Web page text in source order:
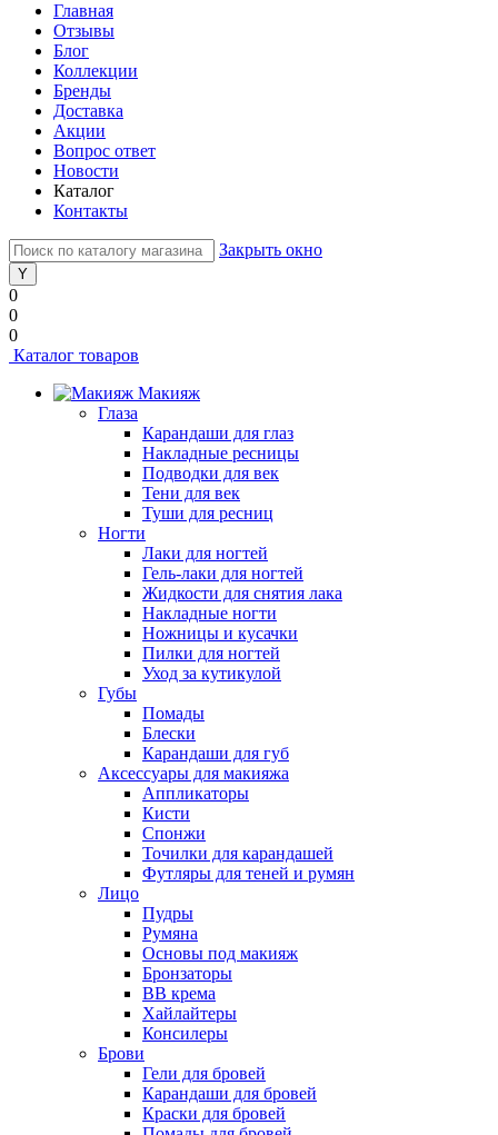
Главная
Отзывы
Блог
Коллекции
Бренды
Доставка
Акции
Вопрос ответ
Новости
Каталог
Контакты
Закрыть окно
0
0
0
Каталог товаров
Макияж
Глаза
Карандаши для глаз
Накладные ресницы
Подводки для век
Тени для век
Туши для ресниц
Ногти
Лаки для ногтей
Гель-лаки для ногтей
Жидкости для снятия лака
Накладные ногти
Ножницы и кусачки
Пилки для ногтей
Уход за кутикулой
Губы
Помады
Блески
Карандаши для губ
Аксессуары для макияжа
Аппликаторы
Кисти
Спонжи
Точилки для карандашей
Футляры для теней и румян
Лицо
Пудры
Румяна
Основы под макияж
Бронзаторы
BB крема
Хайлайтеры
Консилеры
Брови
Гели для бровей
Карандаши для бровей
Краски для бровей